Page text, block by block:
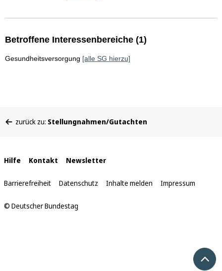
Betroffene Interessenbereiche (1)
Gesundheitsversorgung [alle SG hierzu]
befinden
zurück zu: Stellungnahmen/Gutachten
Interne
Links
Hilfe Kontakt Newsletter
Barrierefreiheit Datenschutz Inhalte melden Impressum
© Deutscher Bundestag